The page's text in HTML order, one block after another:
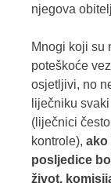
njegova
Mnogi koji su
poteškoće
osjetljivi, no
liječniku
(liječnici
kontrole), ako
posljedice
život,